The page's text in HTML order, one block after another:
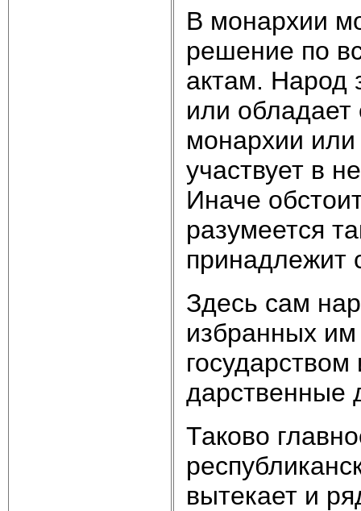
В монархии
решение по
актам. Народ
или
монархии или
участвует в
Иначе
разумеется
принадлежит
Здесь сам
избранных им
дарственные
Таково
вытекает и